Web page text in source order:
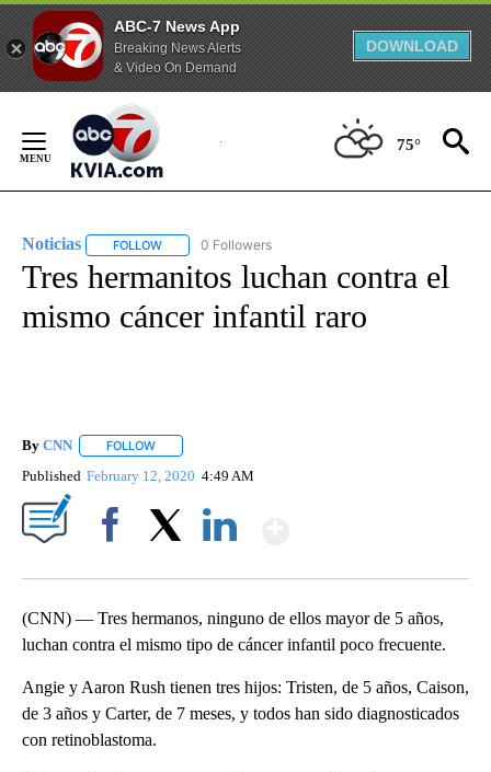
ABC-7 News App
Breaking News Alerts
& Video On Demand
DOWNLOAD
Content
75°
Noticias FOLLOW FOLLOW "NOTICIAS" TO RECEIVE NOTIFICATIONS
0 Followers
Tres hermanitos luchan contra el
mismo cáncer infantil raro
By CNN FOLLOW
Published February 12, 2020 4:49 AM
(CNN) — Tres hermanos, ninguno de ellos mayor de 5 años,
luchan contra el mismo tipo de cáncer infantil poco frecuente.
Angie y Aaron Rush tienen tres hijos: Tristen, de 5 años, Caison,
de 3 años y Carter, de 7 meses, y todos han sido diagnosticados
con retinoblastoma.